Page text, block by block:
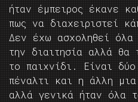
ήταν έμπειρος έκανε
πως να διαχειριστεί
Δεν έχω ασχοληθεί
την διαιτησία αλλά
το παιχνίδι. Είναι
πέναλτι και η άλλη
αλλά γενικά ήταν όλα